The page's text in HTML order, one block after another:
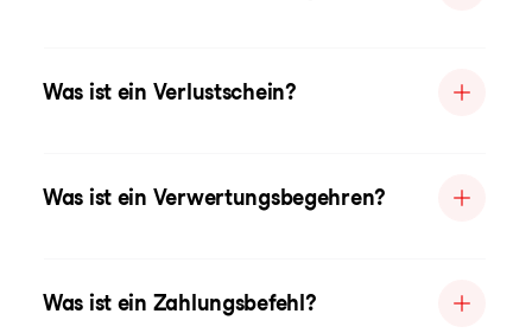
Was ist ein Verlustschein?
Was ist ein Verwertungsbegehren?
Was ist ein Zahlungsbefehl?